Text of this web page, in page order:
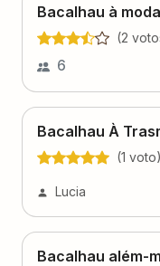
Bacalhau à
(2 voto
6
Bacalhau À
(1 voto)
Lucia
Bacalhau além-